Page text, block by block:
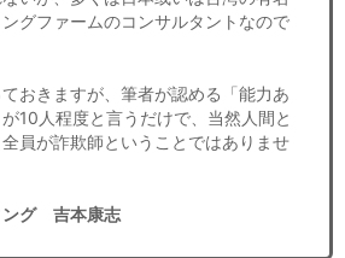
グファームのコンサルタントなので
おきますが、筆者が認める「能力あ
10人程度と言うだけで、当然人間と
員が詐欺師ということではありませ
ング 吉本康志